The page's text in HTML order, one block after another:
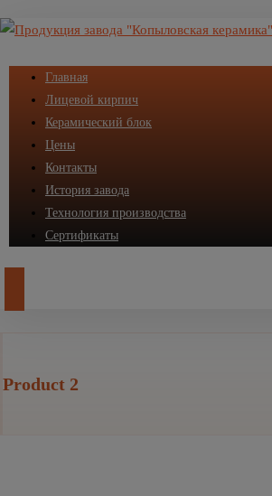
Главная
Лицевой кирпич
Керамический блок
Цены
Контакты
История завода
Технология производства
Сертификаты
Product 2